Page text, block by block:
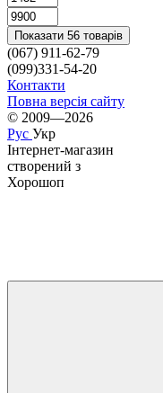
Показати 56 товарів
(067) 911-62-79
(099)331-54-20
Контакти
Повна версія сайту
© 2009—2026
Рус Укр
Інтернет-магазин
створений з
Хорошоп